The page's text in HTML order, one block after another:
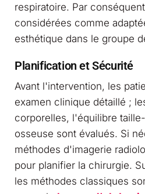
respiratoire. Par
considérées comme
esthétique dans le groupe
Planification et Sécurité
Avant l'intervention, les
examen clinique détaillé ;
corporelles, l'équilibre
osseuse sont évalués. Si
méthodes d'imagerie
pour planifier la chirurgie.
les méthodes classiques